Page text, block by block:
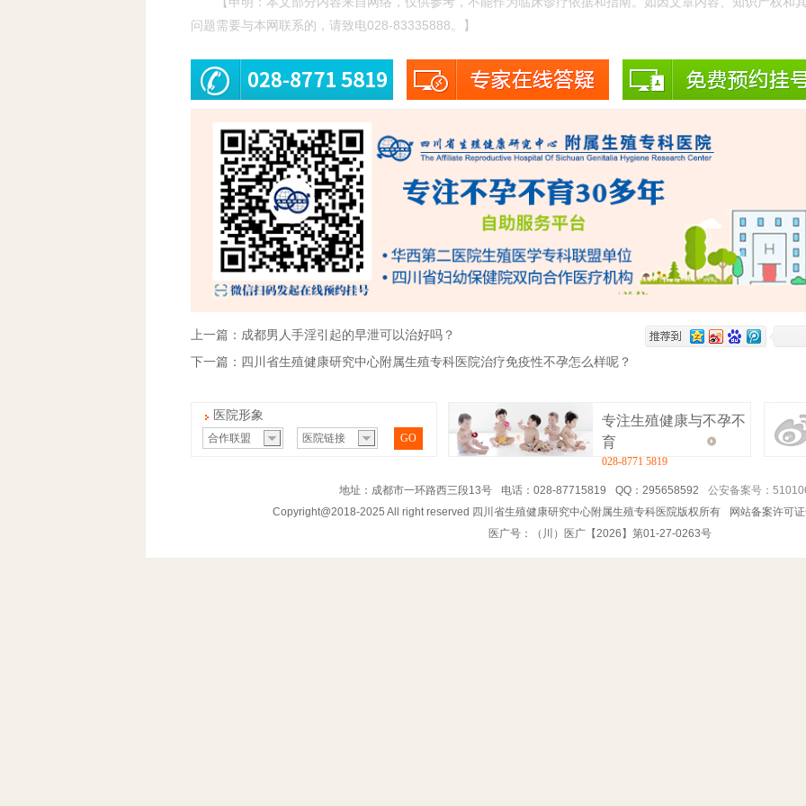
问题需要与本网联系的，请致电028-83335888。】
上一篇：成都男人手淫引起的早泄可以治好吗？
下一篇：四川省生殖健康研究中心附属生殖专科医院治疗免疫性不孕怎么样呢？
医院形象
合作联盟 医院链接 GO
专注生殖健康与不孕不
育
028-8771 5819
地址：成都市一环路西三段13号 电话：028-87715819 QQ：295658592
公安备案号：
Copyright@2018-2025 All right reserved 四川省生殖健康研究中心附属生殖专科医院版权所有
网站备案许可
医广号：（川）医广【2026】第01-27-0263号